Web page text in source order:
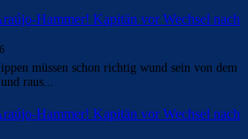
Hammer! Kapitän vor Wechsel nach
müssen schon richtig wund sein von dem
raus...
Hammer! Kapitän vor Wechsel nach